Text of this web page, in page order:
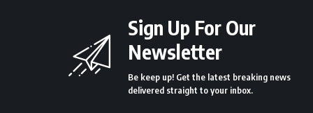
Sign Up For Our
Newsletter
Be keep up! Get the latest breaking news
delivered straight to your inbox.